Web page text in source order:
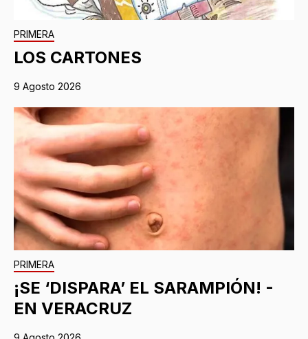
PRIMERA
LOS CARTONES
9 Agosto 2026
PRIMERA
¡SE ‘DISPARA’ EL SARAMPIÓN! -
EN VERACRUZ